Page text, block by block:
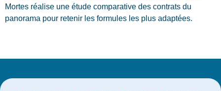
Mortes réalise une étude comparative des contrats du
panorama pour retenir les formules les plus adaptées.